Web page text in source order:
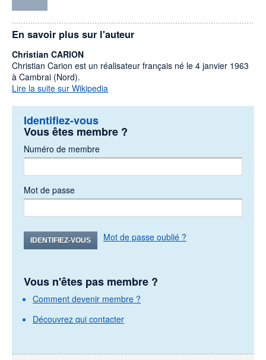
En savoir plus sur l'auteur
Christian CARION
Christian Carion est un réalisateur français né le 4 janvier 1963
à Cambrai (Nord).
Lire la suite sur Wikipedia
Identifiez-vous
Vous êtes membre ?
Numéro de membre
Mot de passe
IDENTIFIEZ-VOUS Mot de passe oublié ?
Vous n'êtes pas membre ?
Comment devenir membre ?
Découvrez qui contacter